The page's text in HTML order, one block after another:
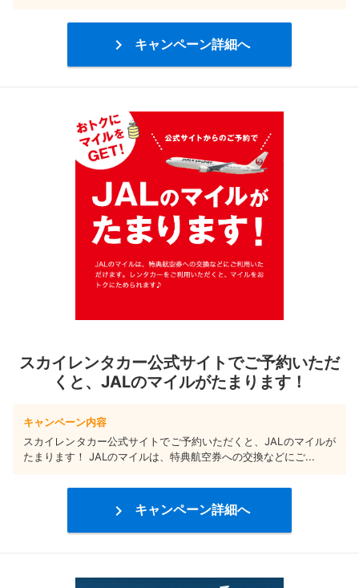
 キャンペーン詳細へ
スカイレンタカー公式サイトでご予約いただ
くと、JALのマイルがたまります！
キャンペーン内容
スカイレンタカー公式サイトでご予約いただくと、JALのマイルが
たまります！ JALのマイルは、特典航空券への交換などにご...
 キャンペーン詳細へ